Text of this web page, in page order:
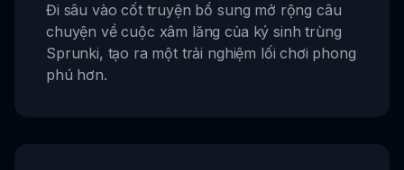
Đi sâu vào cốt truyện bổ sung mở rộng câu
chuyện về cuộc xâm lăng của ký sinh trùng
Sprunki, tạo ra một trải nghiệm lối chơi phong
phú hơn.